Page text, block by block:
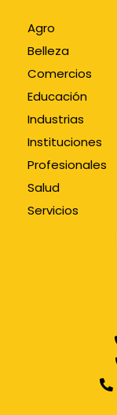
Agro
Belleza
Comercios
Educación
Industrias
Instituciones
Profesionales
Salud
Servicios